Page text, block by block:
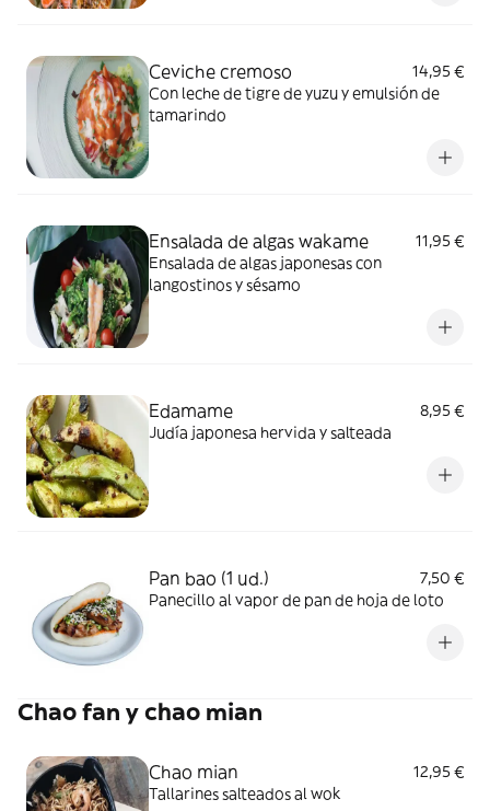
Ceviche cremoso
14,95 €
Con leche de tigre de yuzu y emulsión de
tamarindo
Ensalada de algas wakame
11,95 €
Ensalada de algas japonesas con
langostinos y sésamo
Edamame
8,95 €
Judía japonesa hervida y salteada
Pan bao (1 ud.)
7,50 €
Panecillo al vapor de pan de hoja de loto
Chao fan y chao mian
Chao mian
12,95 €
Tallarines salteados al wok